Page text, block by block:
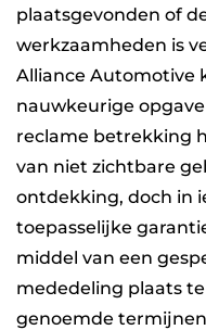
plaatsgevonden of
werkzaamheden is
Alliance Automotive
nauwkeurige
reclame betrekking
van niet zichtbare
ontdekking, doch in
toepasselijke
middel van een
mededeling plaats
genoemde